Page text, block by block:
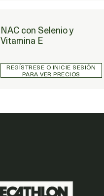
NAC con Selenio y
Vitamina E
REGÍSTRESE O INICIE SESIÓN
PARA VER PRECIOS